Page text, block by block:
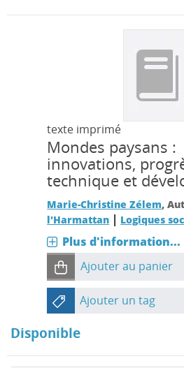
texte imprimé
Mondes paysans :
innovations,
technique et
Marie-Christine Zélem,
l'Harmattan | Logiques
Plus d'information...
Ajouter au panier
Ajouter un tag
Disponible